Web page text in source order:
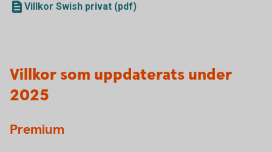
Villkor Swish privat (pdf)
Villkor som uppdaterats under
2025
Premium